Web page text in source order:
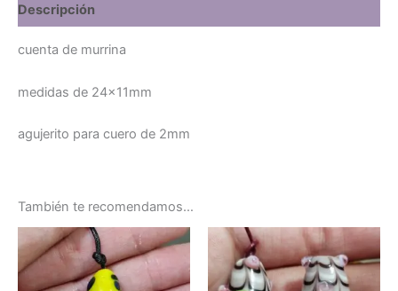
Descripción
cuenta de murrina
medidas de 24x11mm
agujerito para cuero de 2mm
También te recomendamos…